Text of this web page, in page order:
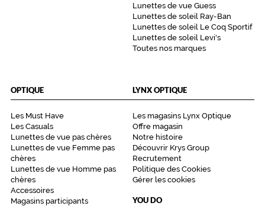
Lunettes de vue Guess
Lunettes de soleil Ray-Ban
Lunettes de soleil Le Coq Sportif
Lunettes de soleil Levi's
Toutes nos marques
OPTIQUE
Les Must Have
Les Casuals
Lunettes de vue pas chères
Lunettes de vue Femme pas
chères
Lunettes de vue Homme pas
chères
Accessoires
Magasins participants
LYNX OPTIQUE
Les magasins Lynx Optique
Offre magasin
Notre histoire
Découvrir Krys Group
Recrutement
Politique des Cookies
Gérer les cookies
YOU DO